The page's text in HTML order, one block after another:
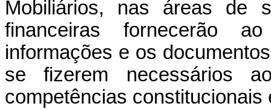
Mobiliários, nas áreas de
financeiras fornecerão
informações e os
se fizerem necessários
competências constitucionais